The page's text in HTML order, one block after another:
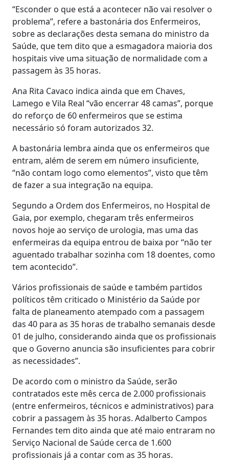
“Esconder o que está a acontecer não vai resolver o
problema”, refere a bastonária dos Enfermeiros,
sobre as declarações desta semana do ministro da
Saúde, que tem dito que a esmagadora maioria dos
hospitais vive uma situação de normalidade com a
passagem às 35 horas.
Ana Rita Cavaco indica ainda que em Chaves,
Lamego e Vila Real “vão encerrar 48 camas”, porque
do reforço de 60 enfermeiros que se estima
necessário só foram autorizados 32.
A bastonária lembra ainda que os enfermeiros que
entram, além de serem em número insuficiente,
“não contam logo como elementos”, visto que têm
de fazer a sua integração na equipa.
Segundo a Ordem dos Enfermeiros, no Hospital de
Gaia, por exemplo, chegaram três enfermeiros
novos hoje ao serviço de urologia, mas uma das
enfermeiras da equipa entrou de baixa por “não ter
aguentado trabalhar sozinha com 18 doentes, como
tem acontecido”.
Vários profissionais de saúde e também partidos
políticos têm criticado o Ministério da Saúde por
falta de planeamento atempado com a passagem
das 40 para as 35 horas de trabalho semanais desde
01 de julho, considerando ainda que os profissionais
que o Governo anuncia são insuficientes para cobrir
as necessidades”.
De acordo com o ministro da Saúde, serão
contratados este mês cerca de 2.000 profissionais
(entre enfermeiros, técnicos e administrativos) para
cobrir a passagem às 35 horas. Adalberto Campos
Fernandes tem dito ainda que até maio entraram no
Serviço Nacional de Saúde cerca de 1.600
profissionais já a contar com as 35 horas.